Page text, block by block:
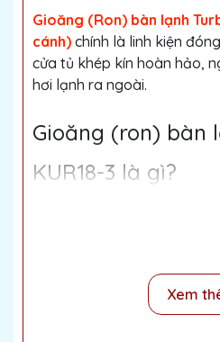
Gioăng (Ron) bàn lạnh
cánh) chính là linh kiện
cửa tủ khép kín hoàn hảo,
hơi lạnh ra ngoài.
Gioăng (ron) bàn
KUR18-3 là gì?
3. Nó giúp cửa tủ đóng kín
lạnh thoát ra ngoài và
xâm nhập vào bên trong.
Xem